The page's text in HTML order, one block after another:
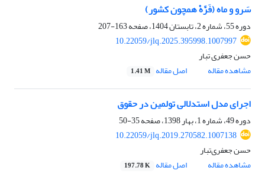
سَرو و ماه (فَرَّهْ همچون کشور)
دوره 55، شماره 2، تابستان 1404، صفحه
163-207
10.22059/jlq.2025.395998.1007997
حسن جعفری تبار
مشاهده مقاله
اصل مقاله 1.41 M
اجرای مدل استدلالی تولمین در حقوق‏
دوره 49، شماره 1، بهار 1398، صفحه
35-50
10.22059/jlq.2019.270582.1007138
حسن جعفری‌تبار
مشاهده مقاله
اصل مقاله 197.78 K